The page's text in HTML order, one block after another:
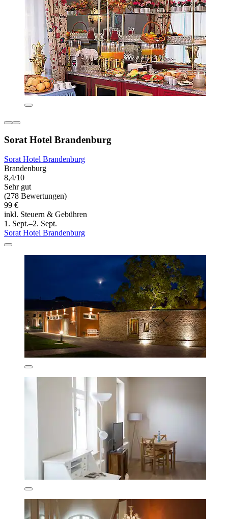
Sorat Hotel Brandenburg
Sorat Hotel Brandenburg
Brandenburg
8,4/10
Sehr gut
(278 Bewertungen)
99 €
inkl. Steuern & Gebühren
1. Sept.–2. Sept.
Sorat Hotel Brandenburg